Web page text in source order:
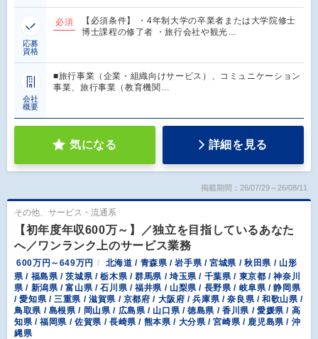
応募
資格
必須
【必須条件】 ・4年制大学の卒業者または大学院修士
博士課程の修了者 ・旅行会社や観光…
会社
概要
■旅行事業（企業・組織向けサービス）、コミュニケーション
事業、旅行事業（教育機関…
気になる 詳細を見る
掲載期間：26/07/29～26/08/11
その他、サービス・流通系
【初年度年収600万～】／独立を目指しているあなた
へ／ワンランク上のサービス業務
600万円～649万円
北海道 / 青森県 / 岩手県 / 宮城県 / 秋田県 / 山形
県 / 福島県 / 茨城県 / 栃木県 / 群馬県 / 埼玉県 / 千葉県 / 東京都 / 神奈川
県 / 新潟県 / 富山県 / 石川県 / 福井県 / 山梨県 / 長野県 / 岐阜県 / 静岡県
/ 愛知県 / 三重県 / 滋賀県 / 京都府 / 大阪府 / 兵庫県 / 奈良県 / 和歌山県 /
鳥取県 / 島根県 / 岡山県 / 広島県 / 山口県 / 徳島県 / 香川県 / 愛媛県 / 高
知県 / 福岡県 / 佐賀県 / 長崎県 / 熊本県 / 大分県 / 宮崎県 / 鹿児島県 / 沖
縄県